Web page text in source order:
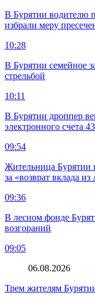
В Бурятии водителю
избрали меру
10:28
В Бурятии семейное
стрельбой
10:11
В Бурятии дроппер
электронного счета
09:54
Жительница Бурятии
за «возврат вклада
09:36
В лесном фонде
возгораний
09:05
06.08.2026
Трем жителям